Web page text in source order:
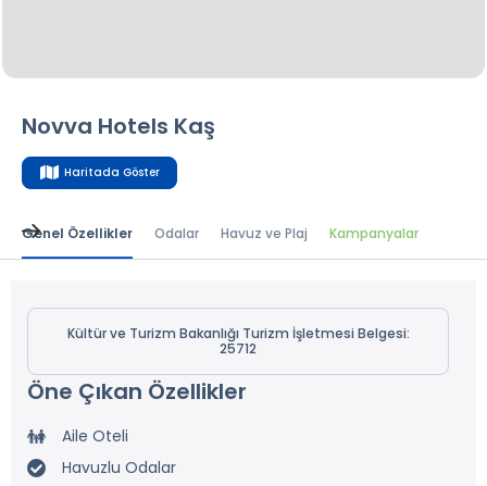
Novva Hotels Kaş
Haritada Göster
Genel Özellikler Odalar Havuz ve Plaj Kampanyalar
Kültür ve Turizm Bakanlığı Turizm İşletmesi Belgesi:
25712
Öne Çıkan Özellikler
Aile Oteli
Havuzlu Odalar